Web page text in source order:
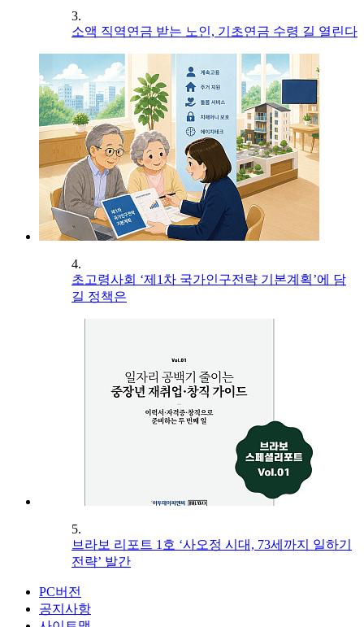
3.
소액 직역연금 받는 노인, 기초연금 수령 길 열린다
4.
초고령사회 ‘제1차 국가인구전략 기본계획’에 담
길 정책은
5.
브라보 리포트 1호 ‘사오정 시대, 73세까지 일하기
전략’ 발간
PC버전
공지사항